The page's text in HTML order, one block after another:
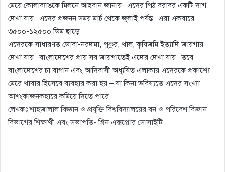
মেয়ে কোলাব্যাঙকে মিলনে আহবান জানায়। এদের পিঠ বরাবর একটি দাগ
দেখা যায়। এদের প্রজনন সময় মার্চ থেকে জুলাই পর্যন্ত। এরা একবারে
৩৫০০-১২৫০০ ডিম ছাড়ে।
এদেরকে সাধারণত ডোবা-নরদমা, পুকুর, খাল, কৃষিজমি ইত্যাদি জায়গায়
দেখা যায়। বাংলাদেশের প্রায় সব জায়গাতেই এদের দেখা যায়। তবে
বাংলাদেশের চা বাগান এবং আদিবাসী অধ্যুষিত এলাকায় এদেরকে প্রকাশ্যে
মেরে খাবার হিসেবে ব্যবহার করা হয় – যা কিনা ভবিষ্যতে এদের সংখ্যা
আশংকাজনকহারে কমিয়ে দিতে পারে।
লেখকঃ শাহজালাল বিজ্ঞান ও প্রযুক্তি বিশ্ববিদ্যালয়ের বন ও পরিবেশ বিজ্ঞান
বিভাগের শিক্ষার্থী এবং সভাপতি- গ্রিন এক্সপ্লোর সোসাইটি।